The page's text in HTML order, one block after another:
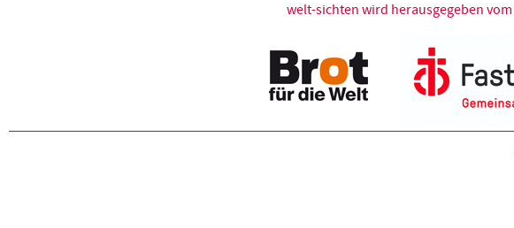
welt-sichten wird herausgegeben vom